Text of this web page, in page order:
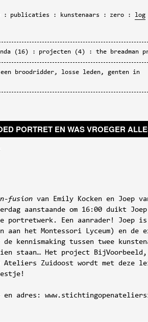
publicaties kunstenaars zero log
(16) projecten (4) the breadman
een broodridder, losse leden, genten in
PORTRET EN WAS VROEGER
fusion van Emily Kocken en
aanstaande om 16:00 duikt
portretwerk. Een aanrader! Joep
aan het Montessori Lyceum) en de
de kennismaking tussen twee
staan… Het project BijVoorbeeld,
Ateliers Zuidoost wordt met deze
en adres: